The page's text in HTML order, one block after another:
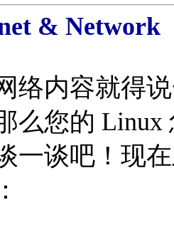
& Network
络内容就得
么您的 Linux
一谈吧！现